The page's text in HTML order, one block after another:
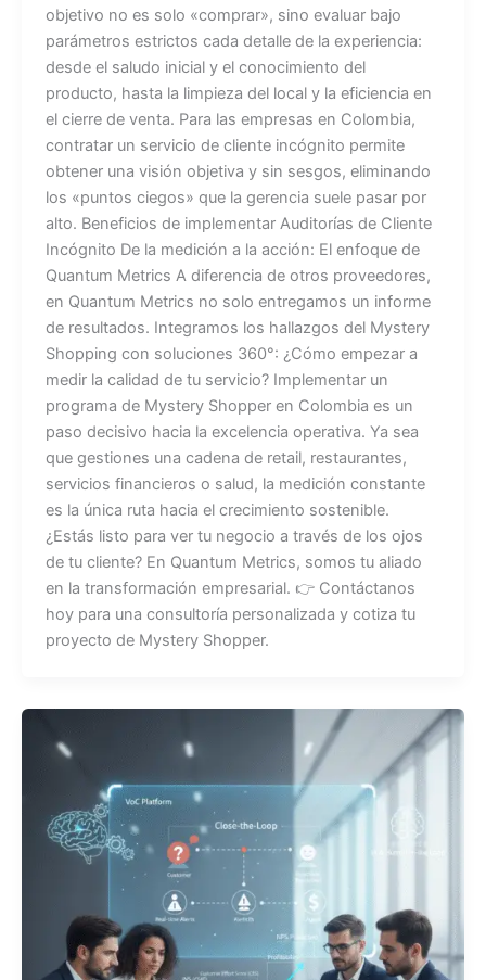
objetivo no es solo «comprar», sino evaluar bajo
parámetros estrictos cada detalle de la experiencia:
desde el saludo inicial y el conocimiento del
producto, hasta la limpieza del local y la eficiencia en
el cierre de venta. Para las empresas en Colombia,
contratar un servicio de cliente incógnito permite
obtener una visión objetiva y sin sesgos, eliminando
los «puntos ciegos» que la gerencia suele pasar por
alto. Beneficios de implementar Auditorías de Cliente
Incógnito De la medición a la acción: El enfoque de
Quantum Metrics A diferencia de otros proveedores,
en Quantum Metrics no solo entregamos un informe
de resultados. Integramos los hallazgos del Mystery
Shopping con soluciones 360°: ¿Cómo empezar a
medir la calidad de tu servicio? Implementar un
programa de Mystery Shopper en Colombia es un
paso decisivo hacia la excelencia operativa. Ya sea
que gestiones una cadena de retail, restaurantes,
servicios financieros o salud, la medición constante
es la única ruta hacia el crecimiento sostenible.
¿Estás listo para ver tu negocio a través de los ojos
de tu cliente? En Quantum Metrics, somos tu aliado
en la transformación empresarial. 👉 Contáctanos
hoy para una consultoría personalizada y cotiza tu
proyecto de Mystery Shopper.